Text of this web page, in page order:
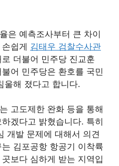
은 예측조사부터 큰 차이
쉽게 김태우 검찰수사관
더불어 민주당 진교훈
어 민주당은 환호를 국민
울해 졌다고 합니다.
고도제한 완화 등을 통해
겠다고 밝혔습니다. 특히
개발 문제에 대해서 의견
김포공항 항공기 이착륙
보다 심하게 받는 지역입